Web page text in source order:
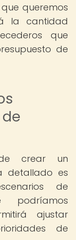
queremos
la cantidad
que
de
crear un
detallado es
de
ajustar
de